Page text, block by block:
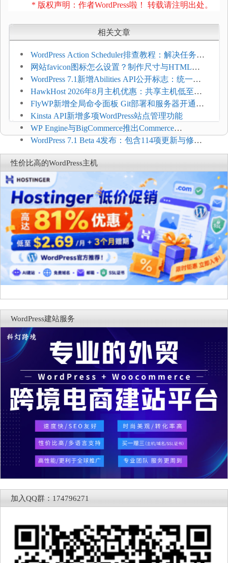
* 版权声明：作者WordPress啦！ 转载请注明出处。
相关文章
WordPress Action Scheduler排查教程：解决任务积
压和订单延迟
网站favicon图标怎么设置？制作尺寸与HTML添
加方法
WordPress 7.1新增Abilities API公开标志：统一支
持REST API、MCP与AI代理
HawkHost 2026年8月主机优惠：共享主机低至
$2.61/月，高性能主机同步折扣
FlyWP新增全局命令面板 Git部署和服务器开通更
方便
Kinsta API新增多项WordPress站点管理功能
WP Engine与BigCommerce推出Commerce
Connect：WordPress商店可保留前台体验并扩展电
商能力
WordPress 7.1 Beta 4发布：包含114项更新与修
复，仅建议在测试环境体验
性价比高的WordPress主机
WordPress建站服务
加入QQ群：174796271